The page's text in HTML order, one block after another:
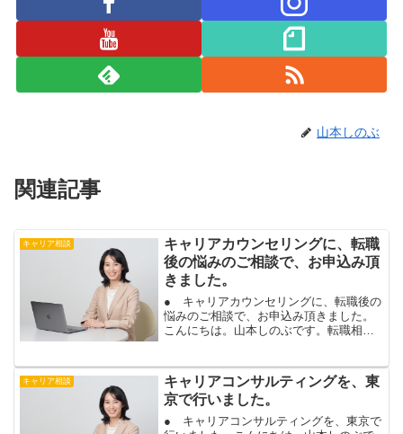
山本しのぶ
関連記事
キャリア相談
キャリアカウンセリングに、転職
後の悩みのご相談で、お申込み頂
きました。
● キャリアカウンセリングに、転職後の
悩みのご相談で、お申込み頂きました。
こんにちは。山本しのぶです。転職相談
カウンセリングにお申込み頂きました。
仕事の悩みは、原因やや...
キャリア相談
キャリアコンサルティングを、東
京で行いました。
● キャリアコンサルティングを、東京で